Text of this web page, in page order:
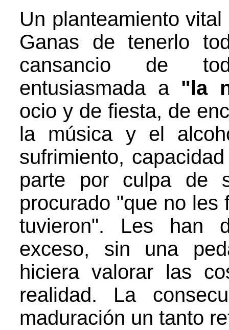
Un planteamiento
Ganas de tenerlo
cansancio de
entusiasmada a "la
ocio y de fiesta, de
la música y el
sufrimiento,
parte por culpa de
procurado "que no les
tuvieron". Les han
exceso, sin una
hiciera valorar las
realidad. La
maduración un tanto